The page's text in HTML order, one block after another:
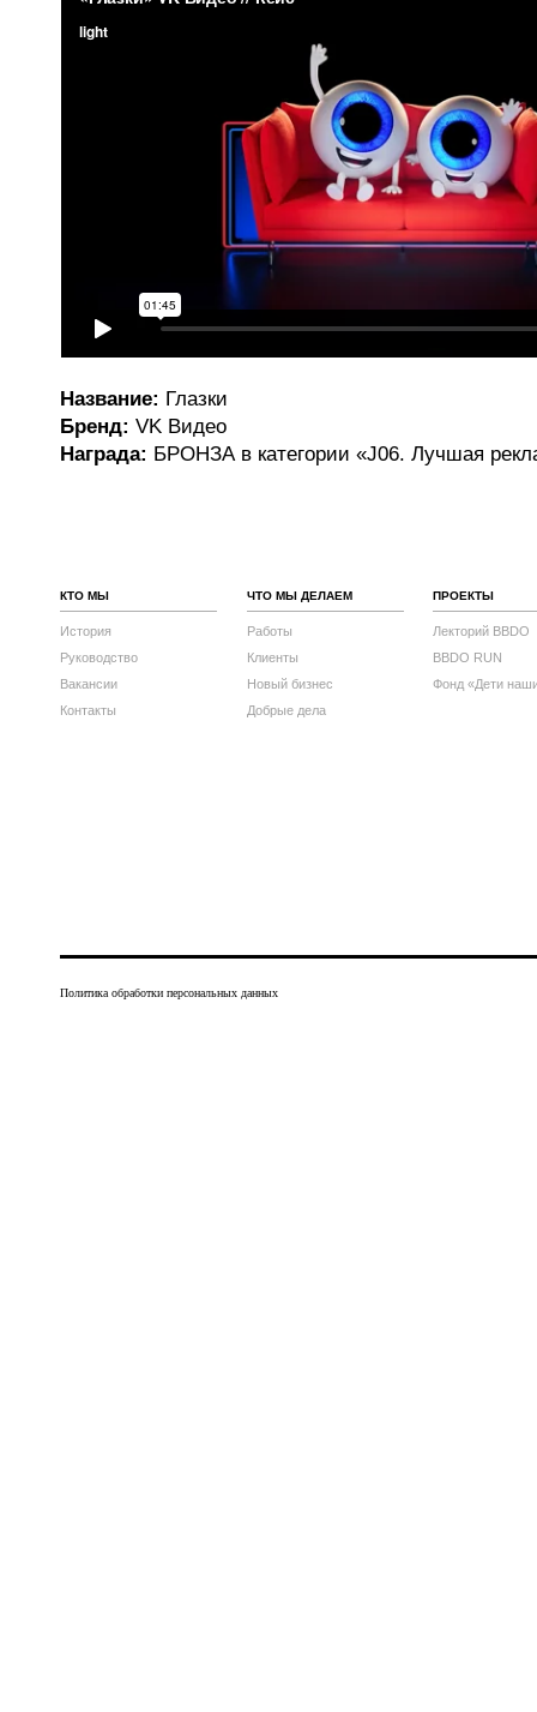
Название: Глазки
Бренд: VK Видео
Награда: БРОНЗА в категории «J06. Лучшая
КТО МЫ
История
Руководство
Вакансии
Контакты
ЧТО МЫ ДЕЛАЕМ
Работы
Клиенты
Новый бизнес
Добрые дела
ПРОЕКТЫ
Лекторий BBDO
BBDO RUN
Фонд «Дети
Политика обработки персональных данных